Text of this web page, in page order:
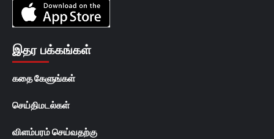
இதர பக்கங்கள்
கதை கேளுங்கள்
செய்திமடல்கள்
விளம்பரம் செய்வதற்கு